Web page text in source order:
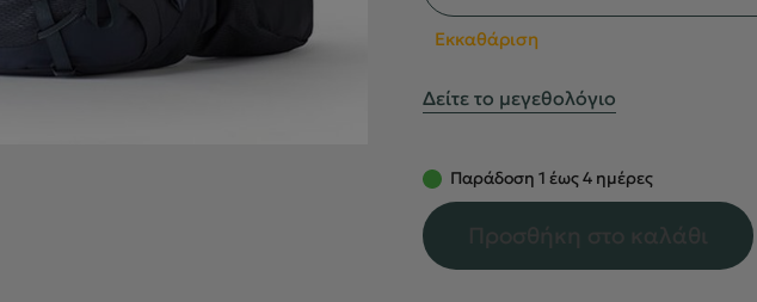
Εκκαθάριση
Δείτε το μεγεθολόγιο
Παράδοση 1 έως 4 ημέρες